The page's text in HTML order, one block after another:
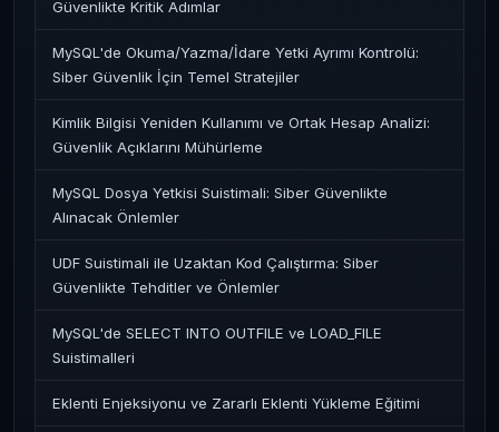
Güvenlikte Kritik Adımlar
MySQL'de Okuma/Yazma/İdare Yetki Ayrımı Kontrolü:
Siber Güvenlik İçin Temel Stratejiler
Kimlik Bilgisi Yeniden Kullanımı ve Ortak Hesap Analizi:
Güvenlik Açıklarını Mühürleme
MySQL Dosya Yetkisi Suistimali: Siber Güvenlikte
Alınacak Önlemler
UDF Suistimali ile Uzaktan Kod Çalıştırma: Siber
Güvenlikte Tehditler ve Önlemler
MySQL'de SELECT INTO OUTFILE ve LOAD_FILE
Suistimalleri
Eklenti Enjeksiyonu ve Zararlı Eklenti Yükleme Eğitimi